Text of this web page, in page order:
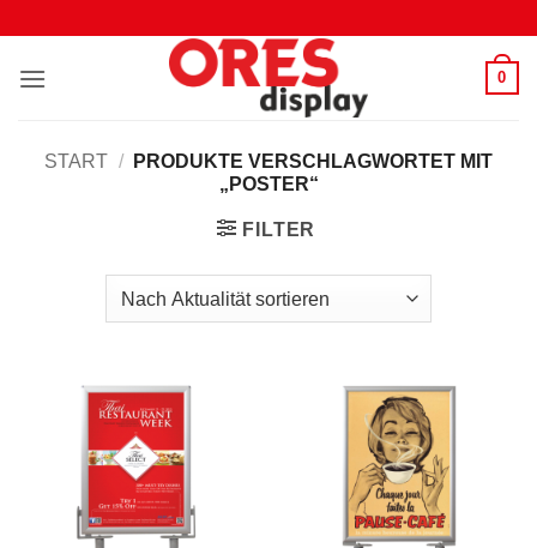
springen
0
START /
PRODUKTE VERSCHLAGWORTET MIT
„POSTER“
FILTER